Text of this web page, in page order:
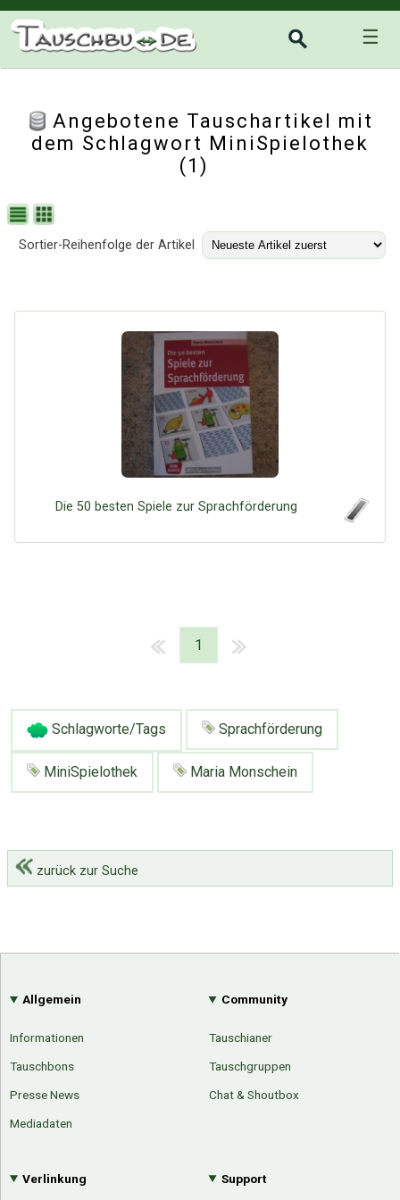
☰
Angebotene Tauschartikel mit
dem Schlagwort MiniSpielothek
(1)
Sortier-Reihenfolge der Artikel
Die 50 besten Spiele zur Sprachförderung
1
Schlagworte/Tags Sprachförderung
MiniSpielothek Maria Monschein
zurück zur Suche
Allgemein
Informationen
Tauschbons
Presse News
Mediadaten
Community
Tauschianer
Tauschgruppen
Chat & Shoutbox
Verlinkung Support